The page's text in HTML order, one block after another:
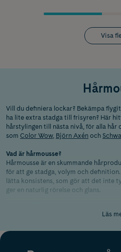
Visa
Vill du definiera lockar? Bekämpa
ha lite extra stadga till frisyren? Här
hårstylingen till nästa nivå, för alla hår
som Color Wow, Björn Axén och
Vad är hårmousse?
Hårmousse är en skummande
för att ge stadga, volym och
lätta konsistens, som gör att det inte
ger en naturlig rörelse och glans.
Om du drömmer om ett fylligt hårsvall
Läs